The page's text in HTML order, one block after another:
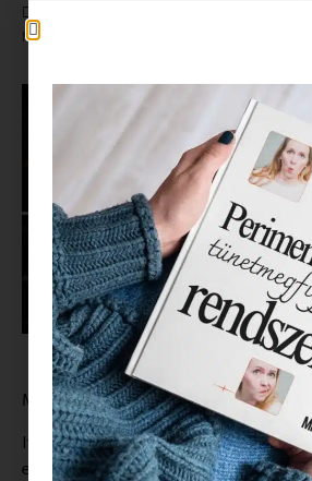
Minimag – Magazin azoknak, akik nem
Miért,most mit hallgassanak, rádiót?
Itt a szezon a Kardashian háztartásban.
ennek megünneplésére szinte Mariah